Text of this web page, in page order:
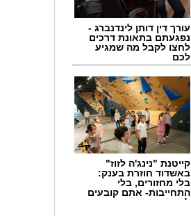
עורך דין דותן לינדנברג -
נפגעתם בתאונת דרכים
לחצו לקבל מה שמגיע
לכם
קייטנת "נינג'ה לזוז"
באשדוד חוזרת בענק:
בלי מחזורים, בלי
התחייבות- אתם קובעים
לכמה ואיזה ימים